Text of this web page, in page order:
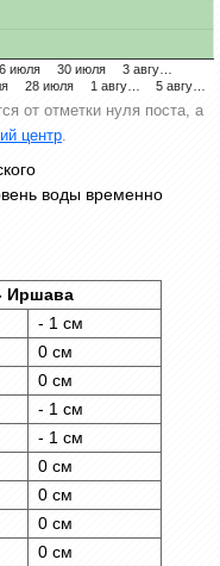
июля
28 июля
30 июля
1 авгу…
3 авгу…
5 авгу…
от отметки нуля поста, а
центр.
воды временно
Иршава
- 1 см
0 см
0 см
- 1 см
- 1 см
0 см
0 см
0 см
0 см